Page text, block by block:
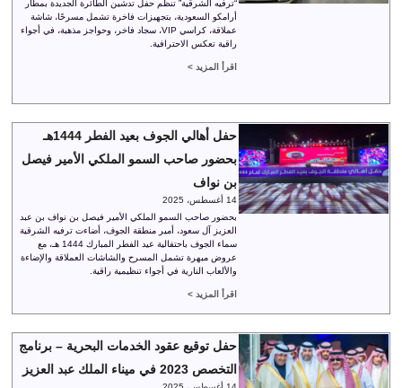
“ترفيه الشرقية” تنظم حفل تدشين الطائرة الجديدة بمطار
أرامكو السعودية، بتجهيزات فاخرة تشمل مسرحًا، شاشة
عملاقة، كراسي VIP، سجاد فاخر، وحواجز مذهبة، في أجواء
راقية تعكس الاحترافية.
اقرأ المزيد >
حفل أهالي الجوف بعيد الفطر 1444هـ
بحضور صاحب السمو الملكي الأمير فيصل
بن نواف
14 أغسطس، 2025
بحضور صاحب السمو الملكي الأمير فيصل بن نواف بن عبد
العزيز آل سعود، أمير منطقة الجوف، أضاءت ترفيه الشرقية
سماء الجوف باحتفالية عيد الفطر المبارك 1444 هـ، مع
عروض مبهرة تشمل المسرح والشاشات العملاقة والإضاءة
والألعاب النارية في أجواء تنظيمية راقية.
اقرأ المزيد >
حفل توقيع عقود الخدمات البحرية – برنامج
التخصص 2023 في ميناء الملك عبد العزيز